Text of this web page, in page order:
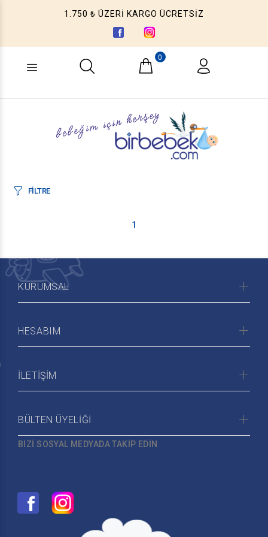
1.750 ₺ ÜZERİ KARGO ÜCRETSİZ
Ne aramıştınız? (Ürün, Kategori ...)
0
FİLTRE
1
KURUMSAL
HESABIM
İLETİŞİM
BÜLTEN ÜYELİĞİ
BİZİ SOSYAL MEDYADA TAKİP EDİN